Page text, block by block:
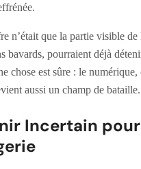
n’était que la partie visible de
bavards, pourraient déjà
chose est sûre : le numérique,
aussi un champ de bataille.
Incertain